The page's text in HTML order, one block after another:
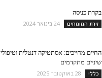
בקרת כניסה
זירת המומחים 24 בינואר 2024
החיים מחייכים: אסתטיקה דנטלית וטיפולי
שיניים מתקדמים
כללי 28 באוקטובר 2025